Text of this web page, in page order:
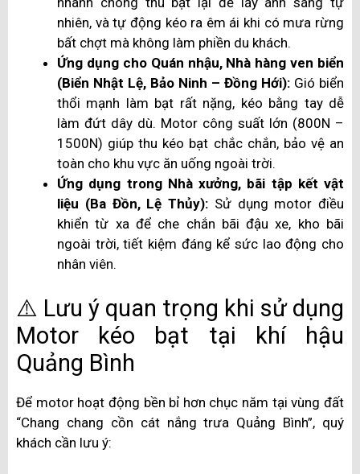
nhiên, và tự động kéo ra êm ái khi có mưa rừng
bất chợt mà không làm phiền du khách.
Ứng dụng cho Quán nhậu, Nhà hàng ven biển
(Biển Nhật Lệ, Bảo Ninh – Đồng Hới): Gió biển
thổi mạnh làm bạt rất nặng, kéo bằng tay dễ
làm đứt dây dù. Motor công suất lớn (800N –
1500N) giúp thu kéo bạt chắc chắn, bảo vệ an
toàn cho khu vực ăn uống ngoài trời.
Ứng dụng trong Nhà xưởng, bãi tập kết vật
liệu (Ba Đồn, Lệ Thủy): Sử dụng motor điều
khiển từ xa để che chắn bãi đậu xe, kho bãi
ngoài trời, tiết kiệm đáng kể sức lao động cho
nhân viên.
⚠️ Lưu ý quan trọng khi sử dụng
Motor kéo bạt tại khí hậu
Quảng Bình
Để motor hoạt động bền bỉ hơn chục năm tại vùng đất
“Chang chang cồn cát nắng trưa Quảng Bình”, quý
khách cần lưu ý: